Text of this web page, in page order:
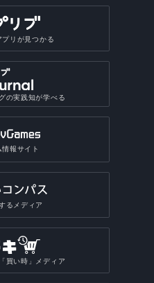
プリが見つかる
の実践知が学べる
報サイト
るメディア
買い時」メディア